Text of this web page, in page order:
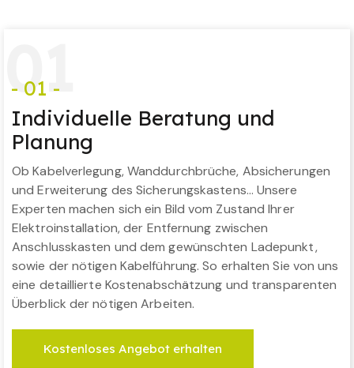
01
- 01 -
Individuelle Beratung und
Planung
Ob Kabelverlegung, Wanddurchbrüche, Absicherungen
und Erweiterung des Sicherungskastens… Unsere
Experten machen sich ein Bild vom Zustand Ihrer
Elektroinstallation, der Entfernung zwischen
Anschlusskasten und dem gewünschten Ladepunkt,
sowie der nötigen Kabelführung. So erhalten Sie von uns
eine detaillierte Kostenabschätzung und transparenten
Überblick der nötigen Arbeiten.
Kostenloses Angebot erhalten